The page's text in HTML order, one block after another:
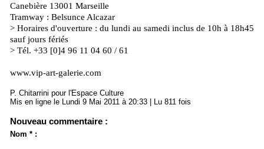
Canebière 13001 Marseille
Tramway : Belsunce Alcazar
> Horaires d'ouverture : du lundi au samedi inclus de 10h à 18h45
sauf jours fériés
> Tél. +33 [0]4 96 11 04 60 / 61
www.vip-art-galerie.com
P. Chitarrini pour l'Espace Culture
Mis en ligne le Lundi 9 Mai 2011 à 20:33 | Lu 811 fois
Nouveau commentaire :
Nom * :